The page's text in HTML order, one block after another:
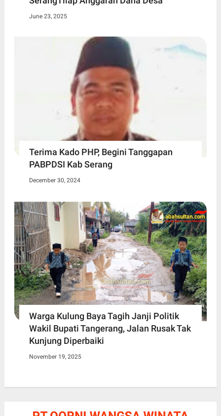
June 23, 2025
Terima Kado PHP, Begini Tanggapan
PABPDSI Kab Serang
December 30, 2024
Warga Kulung Baya Tagih Janji Politik
Wakil Bupati Tangerang, Jalan Rusak Tak
Kunjung Diperbaiki
November 19, 2025